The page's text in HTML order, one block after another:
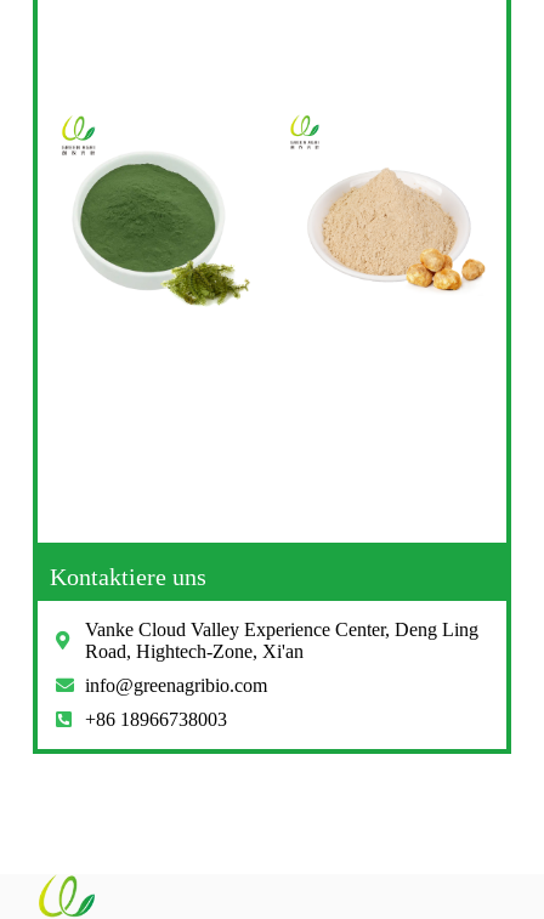
Kontaktiere uns
Vanke Cloud Valley Experience Center, Deng Ling
Road, Hightech-Zone, Xi'an
info@greenagribio.com
+86 18966738003